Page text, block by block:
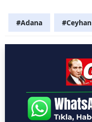
#Adana #Ceyhan